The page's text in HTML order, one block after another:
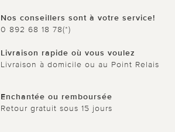
Nos conseillers sont à votre service!
0 892 68 18 78(*)
Livraison rapide où vous voulez
Livraison à domicile ou au Point Relais
Enchantée ou remboursée
Retour gratuit sous 15 jours